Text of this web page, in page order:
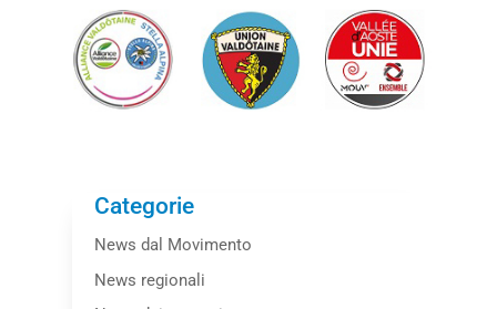
Categorie
News dal Movimento
News regionali